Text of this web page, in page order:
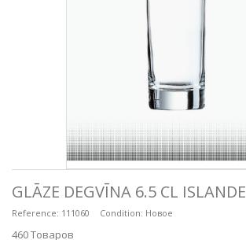
GLĀZE DEGVĪNA 6.5 CL ISLANDE
Reference: 111060 Condition: Новое
460Товаров